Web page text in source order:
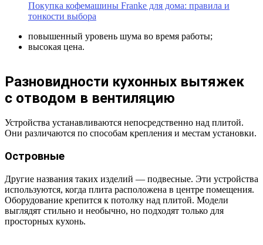
Покупка кофемашины Franke для дома: правила и
тонкости выбора
повышенный уровень шума во время работы;
высокая цена.
Разновидности кухонных вытяжек
с отводом в вентиляцию
Устройства устанавливаются непосредственно над плитой.
Они различаются по способам крепления и местам установки.
Островные
Другие названия таких изделий — подвесные. Эти устройства
используются, когда плита расположена в центре помещения.
Оборудование крепится к потолку над плитой. Модели
выглядят стильно и необычно, но подходят только для
просторных кухонь.